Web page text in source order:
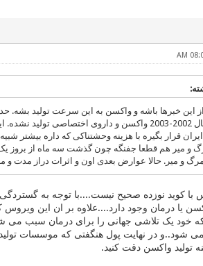
از این خبرها باشه و واکسن به این سرعت تولید
سارس در سال 2002-2003 واکسن و داروی
قرار بگیره با هزینه وحشتناکی که داره بیشتر
و میر هم قطعا جفنگه چون گذشت سه ماه از بروز یک
مرگ و میر. حالا عوارض بعدی اون و اثرات دراز مدت
کوید نوزده صحیح نیست....با توجه به
یا درمان وجود دارد....علاوه بر ان این
خود یک تلاشی جهانی را برای درمان سبب می
شود..و در نهایت پول هنگفتی که موسسات
تولید واکسن دقت کنید.